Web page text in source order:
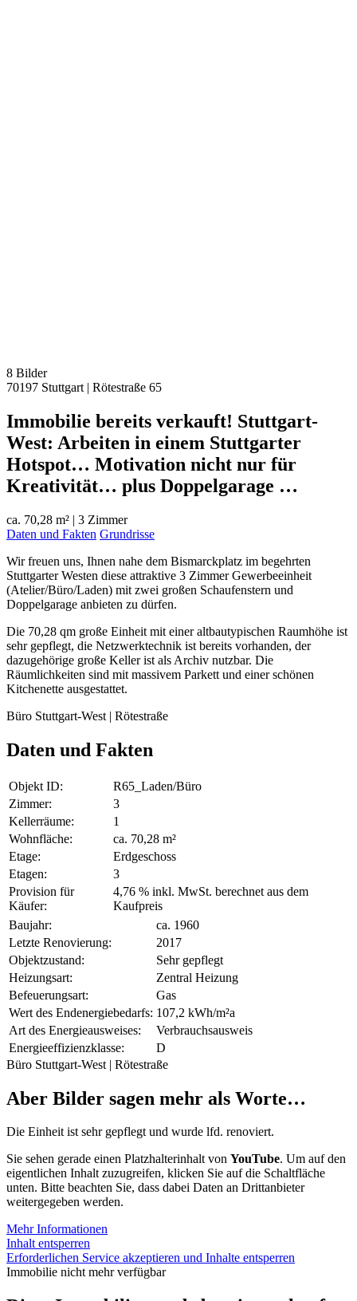
8 Bilder
70197 Stuttgart | Rötestraße 65
Immobilie bereits verkauft! Stuttgart-
West: Arbeiten in einem Stuttgarter
Hotspot… Motivation nicht nur für
Kreativität… plus Doppelgarage …
ca. 70,28 m² | 3 Zimmer
Daten und Fakten Grundrisse
Wir freuen uns, Ihnen nahe dem Bismarckplatz im begehrten
Stuttgarter Westen diese attraktive 3 Zimmer Gewerbeeinheit
(Atelier/Büro/Laden) mit zwei großen Schaufenstern und
Doppelgarage anbieten zu dürfen.
Die 70,28 qm große Einheit mit einer altbautypischen Raumhöhe ist
sehr gepflegt, die Netzwerktechnik ist bereits vorhanden, der
dazugehörige große Keller ist als Archiv nutzbar. Die
Räumlichkeiten sind mit massivem Parkett und einer schönen
Kitchenette ausgestattet.
Büro Stuttgart-West | Rötestraße
Daten und Fakten
Objekt ID:
R65_Laden/Büro
Zimmer:
3
Kellerräume:
1
Wohnfläche:
ca. 70,28 m²
Etage:
Erdgeschoss
Etagen:
3
Provision für
Käufer:
4,76 % inkl. MwSt. berechnet aus dem
Kaufpreis
Baujahr:
ca. 1960
Letzte Renovierung:
2017
Objektzustand:
Sehr gepflegt
Heizungsart:
Zentral Heizung
Befeuerungsart:
Gas
Wert des Endenergiebedarfs: 107,2 kWh/m²a
Art des Energieausweises:
Verbrauchsausweis
Energieeffizienzklasse:
D
Büro Stuttgart-West | Rötestraße
Aber Bilder sagen mehr als Worte…
Die Einheit ist sehr gepflegt und wurde lfd. renoviert.
Sie sehen gerade einen Platzhalterinhalt von YouTube. Um auf den
eigentlichen Inhalt zuzugreifen, klicken Sie auf die Schaltfläche
unten. Bitte beachten Sie, dass dabei Daten an Drittanbieter
weitergegeben werden.
Mehr Informationen
Inhalt entsperren
Erforderlichen Service akzeptieren und Inhalte entsperren
Immobilie nicht mehr verfügbar